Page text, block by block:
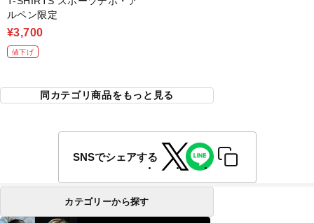
ルペン限定
¥3,700
値下げ
同カテゴリ商品をもっと見る
SNSでシェアする
カテゴリーから探す